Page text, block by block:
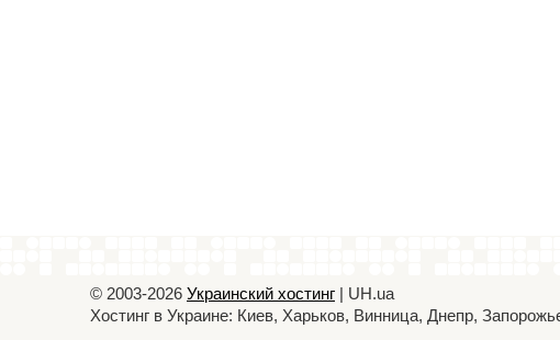
© 2003-2026 Украинский хостинг | UH.ua
Хостинг в Украине: Киев, Харьков, Винница, Днепр,